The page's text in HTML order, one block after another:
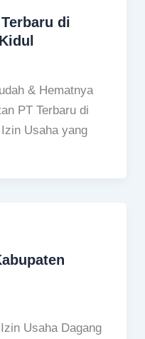
di
& Hematnya
PT Terbaru di
Usaha yang
Usaha Dagang